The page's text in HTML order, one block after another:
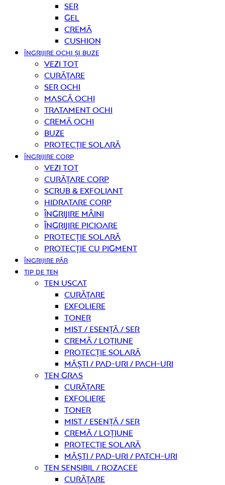
Ser
Gel
Cremă
Cushion
ÎNGRIJIRE OCHI ȘI BUZE
Vezi tot
curățare
Ser ochi
Mască ochi
Tratament ochi
Cremă ochi
Buze
Protecție solară
ÎNGRIJIRE CORP
Vezi tot
curățare corp
Scrub & exfoliant
Hidratare corp
Îngrijire mâini
Îngrijire picioare
Protecție solară
Protecție cu pigment
ÎNGRIJIRE PĂR
TIP DE TEN
Ten uscat
curățare
Exfoliere
Toner
Mist / Esență / Ser
Cremă / Loțiune
Protecție solară
Măști / Pad-uri / Pach-uri
Ten gras
curățare
Exfoliere
Toner
Mist / Esență / Ser
Cremă / Loțiune
Protecție solară
Măști / Pad-uri / Patch-uri
Ten sensibil / rozacee
curățare